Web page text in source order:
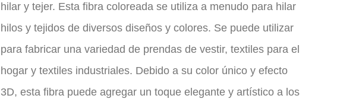
hilar y tejer. Esta fibra coloreada se utiliza a menudo para hilar
hilos y tejidos de diversos diseños y colores. Se puede utilizar
para fabricar una variedad de prendas de vestir, textiles para el
hogar y textiles industriales. Debido a su color único y efecto
3D, esta fibra puede agregar un toque elegante y artístico a los